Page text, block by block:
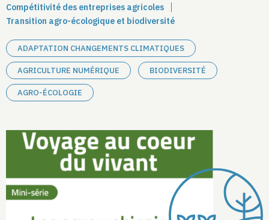
Compétitivité des entreprises agricoles
Transition agro-écologique et biodiversité
ADAPTATION CHANGEMENTS CLIMATIQUES
AGRICULTURE NUMÉRIQUE BIODIVERSITÉ
AGRO-ÉCOLOGIE